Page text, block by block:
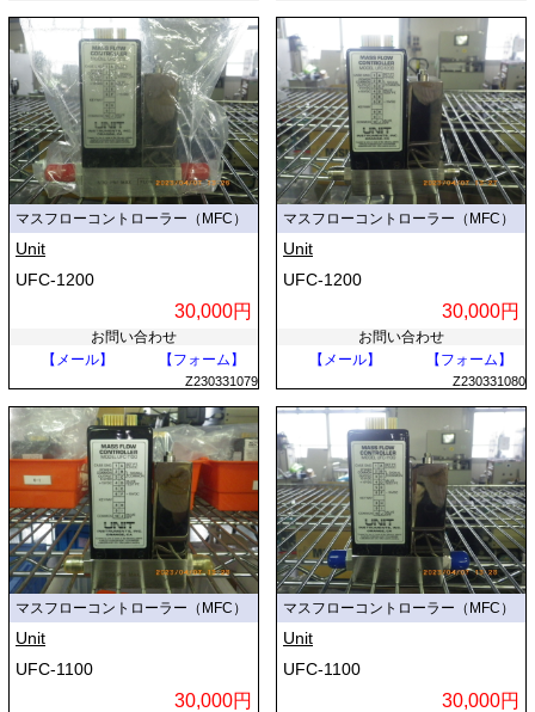
マスフローコントローラー（MFC）
Unit
UFC-1200
30,000円
お問い合わせ
【メール】
【フォーム】
Z230331079
マスフローコントローラー（MFC）
Unit
UFC-1200
30,000円
お問い合わせ
【メール】
【フォーム】
Z230331080
マスフローコントローラー（MFC）
Unit
UFC-1100
30,000円
マスフローコントローラー（MFC）
Unit
UFC-1100
30,000円